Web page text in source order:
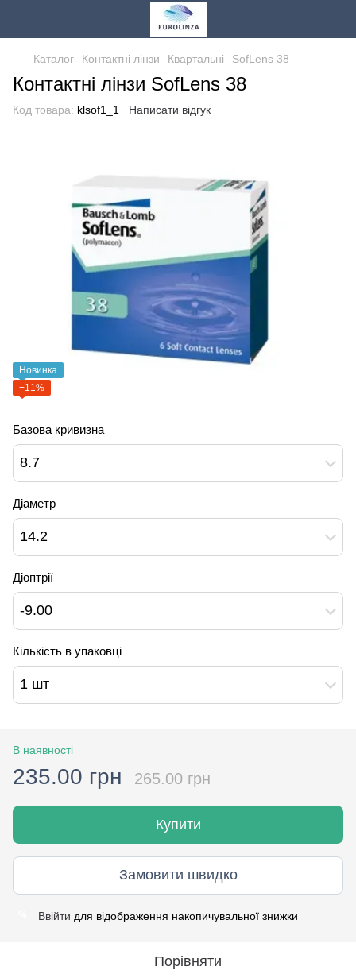
Каталог Контактні лінзи Квартальні SofLens 38
Контактні лінзи SofLens 38
Код товара: klsof1_1 Написати відгук
Новинка
−11%
Базова кривизна
8.7
Діаметр
14.2
Діоптрії
-9.00
Кількість в упаковці
1 шт
В наявності
235.00 грн 265.00 грн
Купити
Замовити швидко
Ввійти для відображення накопичувальної знижки
Порівняти